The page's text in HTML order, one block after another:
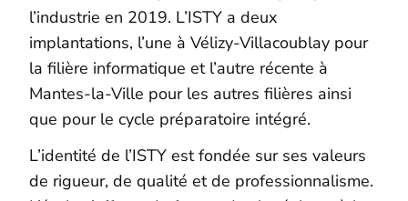
l’industrie en 2019. L’ISTY a deux
implantations, l’une à Vélizy-Villacoublay pour
la filière informatique et l’autre récente à
Mantes-la-Ville pour les autres filières ainsi
que pour le cycle préparatoire intégré.
L’identité de l’ISTY est fondée sur ses valeurs
de rigueur, de qualité et de professionnalisme.